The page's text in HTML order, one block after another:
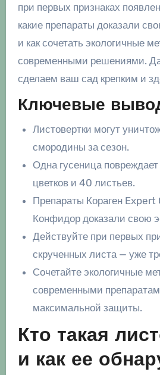
при первых признаках
какие препараты доказали
и как сочетать экологичные
современными решениями.
сделаем ваш сад крепким и
Ключевые
Листовертки могут
смородины за сезон.
Одна гусеница
цветков и 40 листьев.
Препараты Кораген Expert
Конфидор доказали свою
Действуйте при первых
скрученных листа — уже
Сочетайте экологичные
современными
максимальной защиты.
Кто такая
и как ее